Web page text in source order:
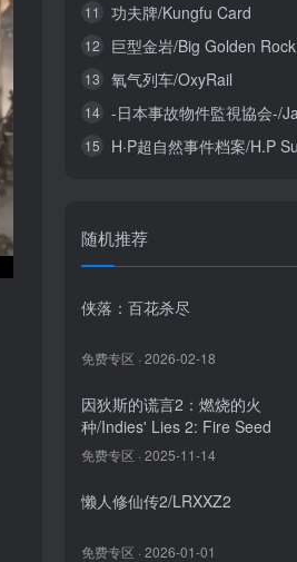
11 功夫牌/Kungfu Card
12 巨型金岩/Big Golden Rock
13 氧气列车/OxyRail
14
15
随机推荐
侠落：百花杀尽
免费专区 · 2026-02-18
因狄斯的谎言2：燃烧的火
种/Indies' Lies 2: Fire Seed
免费专区 · 2025-11-14
懒人修仙传2/LRXXZ2
免费专区 · 2026-01-01